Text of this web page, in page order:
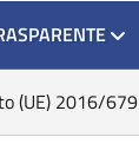
(UE) 2016/679